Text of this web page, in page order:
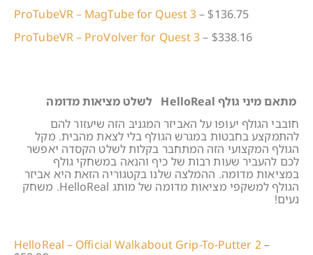
ProTubeVR – MagTube for Quest 3– $136.75
ProTubeVR – ProVolver for Quest 3 – $338.16
מתאם מיני גולף HelloReal לשלט מציאות מדומה
חובבי הגולף יעופו על האביזר המגניב הזה שיעזור להם
להתמקצע בחבטות במגרש הגולף בלי לצאת מהבית. מקל
הגולף המקצועי הזה המתחבר בקלות לשלט הקסדה יאפשר
לכם להעביר שעות רבות של כיף והנאה במשחקי גולף
במציאות מדומה. ההמלצה שלנו בקטגוריה הזאת היא אביזר
הגולף למשקפי מציאות מדומה של מותג HelloReal. משחק
נעים!
HelloReal – Official Walkabout Grip-To-Putter 2–